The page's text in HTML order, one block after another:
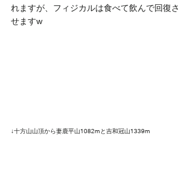
れますが、フィジカルは食べて飲んで回復さ
せますw
↓十方山山頂から妻鹿平山1082mと吉和冠山1339m